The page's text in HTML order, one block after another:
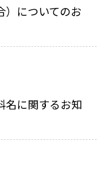
）についてのお
名に関するお知